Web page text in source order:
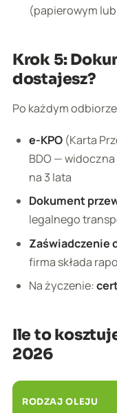
(papierowym
Krok 5:
dostajesz?
Po każdym
e-KPO(Karta
BDO —
na 3 lata
Dokument
legalnego
Zaświadczenie
firma składa
Na życzenie:
Ile to
2026
RODZAJ OLEJU